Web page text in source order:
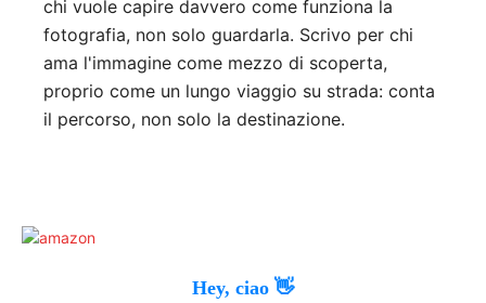
chi vuole capire davvero come funziona la
fotografia, non solo guardarla. Scrivo per chi
ama l'immagine come mezzo di scoperta,
proprio come un lungo viaggio su strada: conta
il percorso, non solo la destinazione.
Hey, ciao 👋